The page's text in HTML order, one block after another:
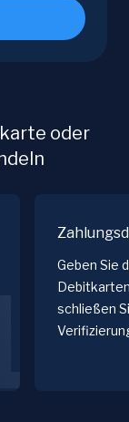
oder
Geben Sie
schließen